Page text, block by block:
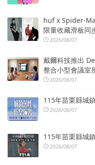
huf x Spider-
限量收藏滑板同
2026/08/07
戴爾科技推出
整合小型會議室
2026/08/07
115年苗栗縣城
2026/08/07
115年苗栗縣城
2026/08/07